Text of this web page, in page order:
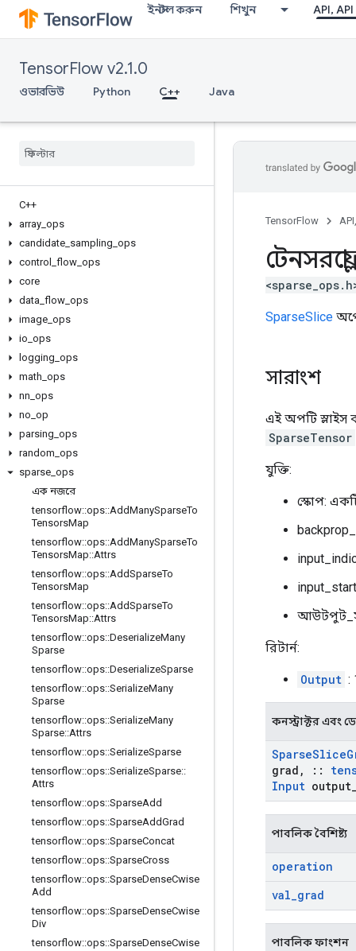
ইনস্টল করুন শিখুন API, API
TensorFlow v2.1.0
ওভারভিউ Python C++ Java
C++
array ops
candidate sampling ops
control
flow ops
core
data flow ops
image ops
io ops
logging ops
math ops
nn ops
no op
parsing ops
random ops
sparse ops
এক নজরে
tensorflow::ops::AddManySparseTo
TensorsMap
tensorflow::ops::AddManySparseTo
TensorsMap::Attrs
tensorflow::ops::AddSparseTo
TensorsMap
tensorflow::ops::AddSparseTo
TensorsMap::Attrs
tensorflow::ops::DeserializeMany
Sparse
tensorflow::ops::DeserializeSparse
tensorflow::ops::SerializeMany
Sparse
tensorflow::ops::SerializeMany
Sparse::Attrs
tensorflow::ops::SerializeSparse
tensorflow::ops::SerializeSparse::
Attrs
tensorflow::ops::SparseAdd
tensorflow::ops::SparseAddGrad
tensorflow::ops::SparseConcat
tensorflow::ops::SparseCross
tensorflow::ops::SparseDenseCwise
Add
tensorflow::ops::SparseDenseCwise
Div
tensorflow::ops::SparseDenseCwise
TensorFlow
টেনসরফ্লো
SparseSlice
সারাংশ
এই অপটি স্লাইস
SparseTensor
যুক্তি:
স্কোপ:
রিটার্ন:
Output :
কনস্ট্রাক্টর এবং
SparseSlice
grad , ::
Input output
পাবলিক বৈশিষ্ট্য
operation
val_grad
পাবলিক ফাংশন